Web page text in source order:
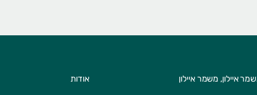
איילון, משמר איילון
אודות